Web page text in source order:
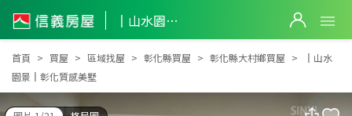
║山水園景║彰化質感美墅
║山水園景║彰化質感美墅
首頁 買屋 區域找屋 彰化縣買屋 彰化縣大村鄉買屋
║山水
園景║彰化質感美墅